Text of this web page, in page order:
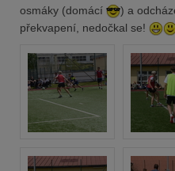
osmáky (domácí
) a
překvapení, nedočkal se!